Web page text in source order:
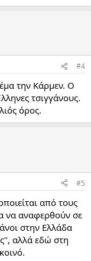
#4
την Κάρμεν. Ο
τσιγγάνους.
όρος.
#5
από τους
να αναφερθούν σε
στην Ελλάδα
αλλά εδώ στη